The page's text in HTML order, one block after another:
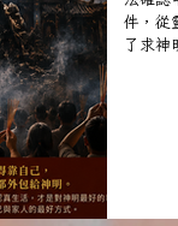
件，從
了求神